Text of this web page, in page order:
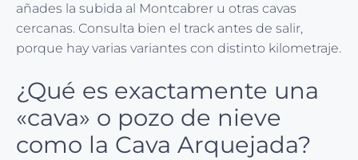
añades la subida al Montcabrer u otras cavas
cercanas. Consulta bien el track antes de salir,
porque hay varias variantes con distinto kilometraje.
¿Qué es exactamente una
«cava» o pozo de nieve
como la Cava Arquejada?